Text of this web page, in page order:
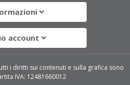
account
i diritti sui contenuti e sulla grafica sono
IVA: 12481660012